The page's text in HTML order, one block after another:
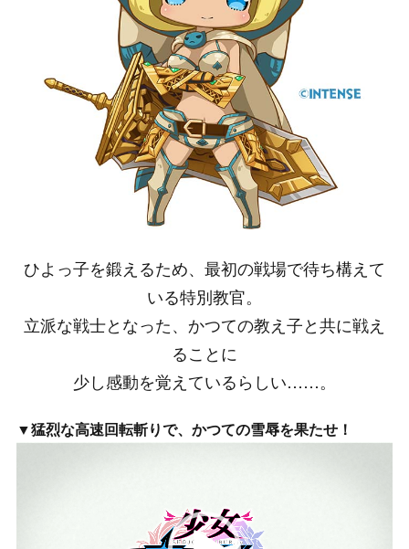
ひよっ子を鍛えるため、最初の戦場で待ち構えて
いる特別教官。
立派な戦士となった、かつての教え子と共に戦え
ることに
少し感動を覚えているらしい……。
▼猛烈な高速回転斬りで、かつての雪辱を果たせ！